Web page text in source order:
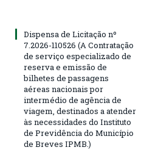
Dispensa de Licitação nº
7.2026-110526 (A Contratação
de serviço especializado de
reserva e emissão de
bilhetes de passagens
aéreas nacionais por
intermédio de agência de
viagem, destinados a atender
às necessidades do Instituto
de Previdência do Município
de Breves IPMB.)